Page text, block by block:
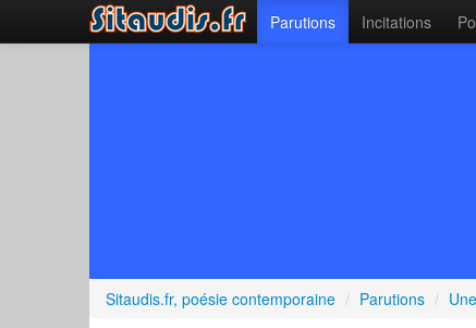
Parutions Incitations
Sitaudis.fr, poésie contemporaine / Parutions /